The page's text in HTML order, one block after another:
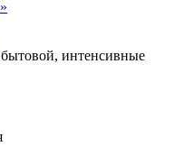
интенсивные